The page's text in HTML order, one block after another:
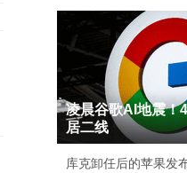
凌晨谷歌AI地震！
居二线
库克卸任后的苹果发